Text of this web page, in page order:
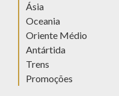
Ásia
Oceania
Oriente Médio
Antártida
Trens
Promoções